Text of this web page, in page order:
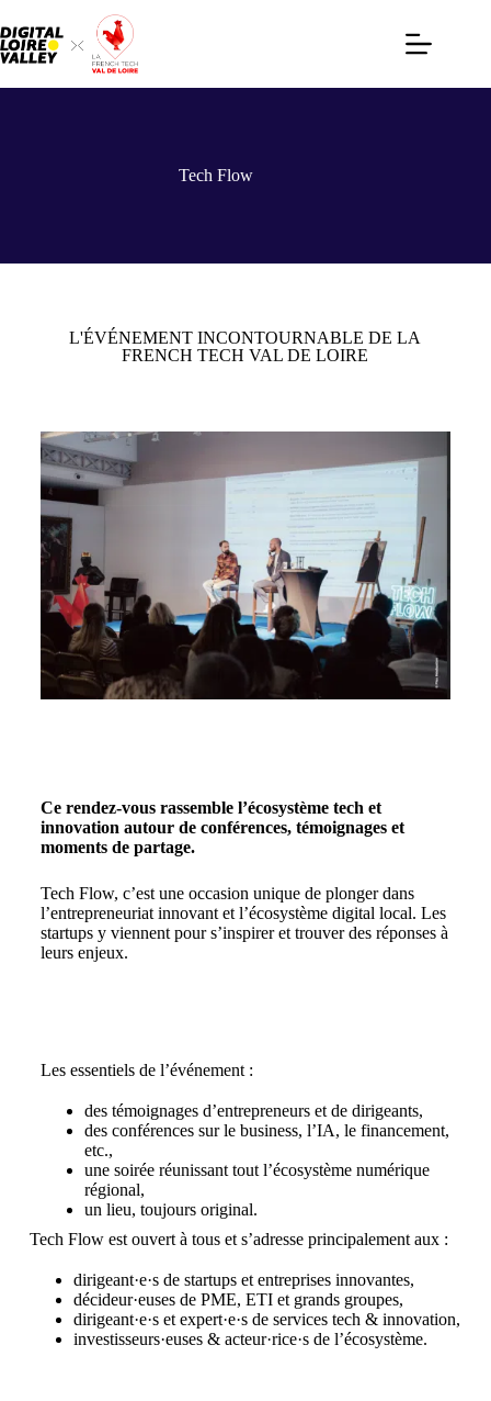
Tech Flow
L'ÉVÉNEMENT INCONTOURNABLE DE LA
FRENCH TECH VAL DE LOIRE
Ce rendez-vous rassemble l’écosystème tech et
innovation autour de conférences, témoignages et
moments de partage.
Tech Flow, c’est une occasion unique de plonger dans
l’entrepreneuriat innovant et l’écosystème digital local. Les
startups y viennent pour s’inspirer et trouver des réponses à
leurs enjeux.
Les essentiels de l’événement :
des témoignages d’entrepreneurs et de dirigeants,
des conférences sur le business, l’IA, le financement,
etc.,
une soirée réunissant tout l’écosystème numérique
régional,
un lieu, toujours original.
Tech Flow est ouvert à tous et s’adresse principalement aux :
dirigeant·e·s de startups et entreprises innovantes,
décideur·euses de PME, ETI et grands groupes,
dirigeant·e·s et expert·e·s de services tech & innovation,
investisseurs·euses & acteur·rice·s de l’écosystème.